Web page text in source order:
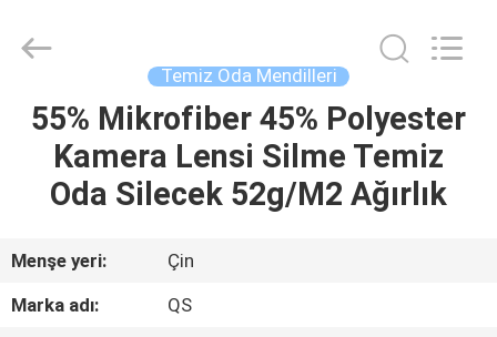
ANA
SAYFA
HAKKIMIZDA
Technology
Co.,Ltd.
Reserved.
Temiz Oda Mendilleri
55% Mikrofiber 45% Polyester
Kamera Lensi Silme Temiz
Oda Silecek 52g/M2 Ağırlık
Menşe yeri:
Çin
Marka adı:
QS